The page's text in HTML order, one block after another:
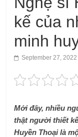
kế của
minh
September 27, 2022
Mới đây, nhiều
thật người thiết
Huyền Thoại là